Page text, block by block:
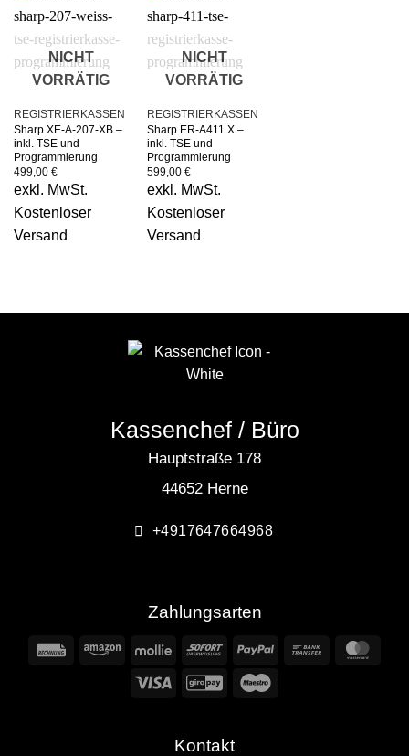
NICHT
VORRÄTIG
REGISTRIERKASSEN
Sharp XE-A-207-XB –
inkl. TSE und
Programmierung
499,00 €
exkl. MwSt.
Kostenloser
Versand
NICHT
VORRÄTIG
REGISTRIERKASSEN
Sharp ER-A411 X –
inkl. TSE und
Programmierung
599,00 €
exkl. MwSt.
Kostenloser
Versand
Kassenchef / Büro
Hauptstraße 178
44652 Herne
+4917647664968
Zahlungsarten
RechungAmazonMollie Sofort PayPal
Bank
Visa GiroPay
Kontakt